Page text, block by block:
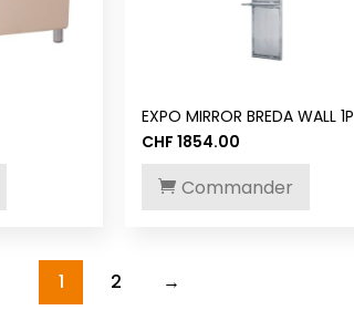
EXPO MIRROR BREDA WALL 1P
CHF 1854.00
Commander
1 2 →